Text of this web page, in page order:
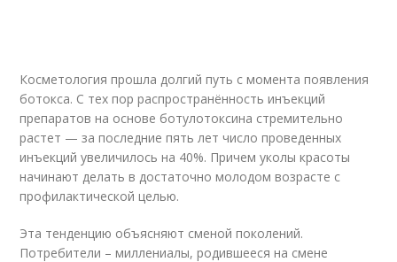
Косметология прошла долгий путь с момента появления
ботокса. С тех пор распространённость инъекций
препаратов на основе ботулотоксина стремительно
растет — за последние пять лет число проведенных
инъекций увеличилось на 40%. Причем уколы красоты
начинают делать в достаточно молодом возрасте с
профилактической целью.
Эта тенденцию объясняют сменой поколений.
Потребители – миллениалы, родившееся на смене